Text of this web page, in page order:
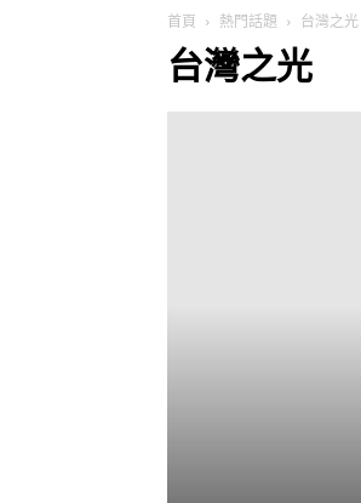
首頁 熱門話題 台灣之光
台灣之光